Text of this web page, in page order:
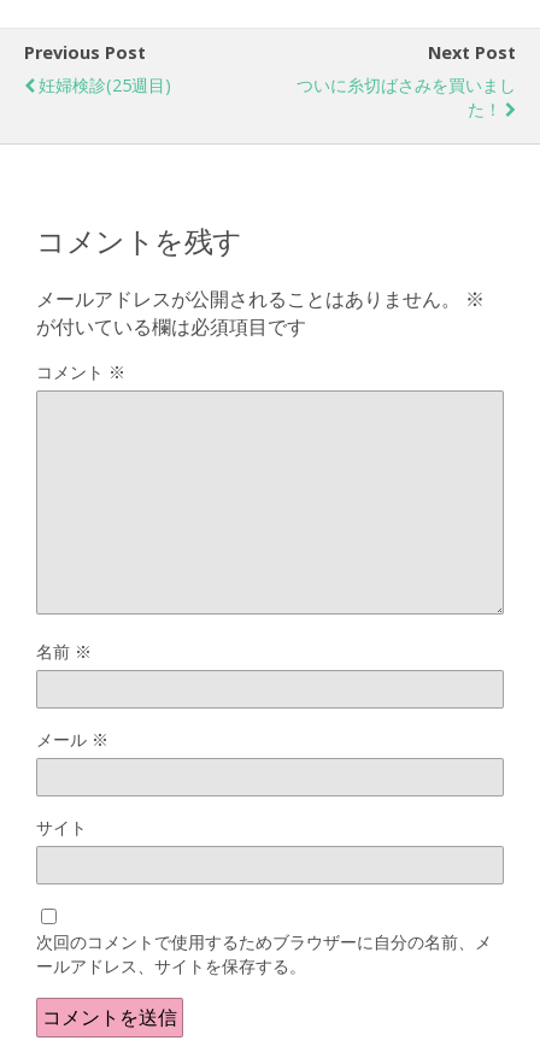
Previous Post
妊婦検診(25週目)
Next Post
ついに糸切ばさみを買いまし
た！
コメントを残す
メールアドレスが公開されることはありません。
※
が付いている欄は必須項目です
コメント ※
名前 ※
メール ※
サイト
次回のコメントで使用するためブラウザーに自分の名前、メ
ールアドレス、サイトを保存する。